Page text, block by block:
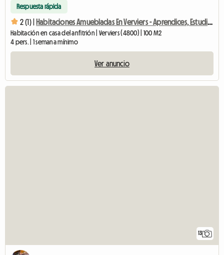
Respuesta rápida
2 (1) | Habitaciones Amuebladas En Verviers - Aprendices, Estudiantes
Habitación en casa del anfitrión | Verviers (4800) | 100 M2
4 pers. | 1 semana mínimo
Ver anuncio
13